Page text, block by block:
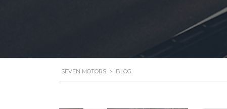
SEVEN MOTORS > BLOG